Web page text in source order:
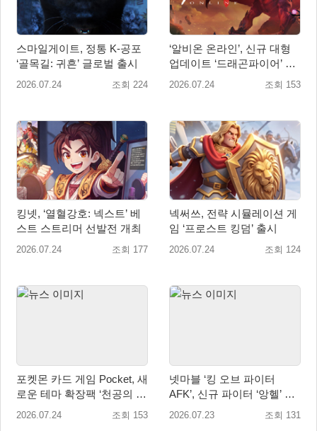
스마일게이트, 정통 K-공포
‘골목길: 귀흔’ 글로벌 출시
2026.07.24 조회 224
‘알비온 온라인’, 신규 대형
업데이트 ‘드래곤파이어’ 8
월 31일 출시
2026.07.24 조회 153
킹넷, ‘열혈강호: 넥스트’ 베
스트 스트리머 선발전 개최
2026.07.24 조회 177
넥써쓰, 전략 시뮬레이션 게
임 ‘프로스트 킹덤’ 출시
2026.07.24 조회 124
포켓몬 카드 게임 Pocket, 새
로운 테마 확장팩 ‘천공의 지
배자’ 공개
2026.07.24 조회 153
넷마블 ‘킹 오브 파이터
AFK’, 신규 파이터 ‘앙헬’ 업
데이트
2026.07.23 조회 131